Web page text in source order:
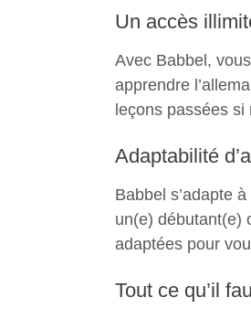
Un accès
Avec Babbel,
apprendre
leçons passées si
Adaptabilité
Babbel s’adapte
un(e) débutant(e)
adaptées pour
Tout ce qu’il